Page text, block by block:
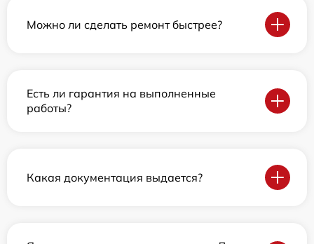
Можно ли сделать ремонт быстрее?
Есть ли гарантия на выполненные
работы?
Какая документация выдается?